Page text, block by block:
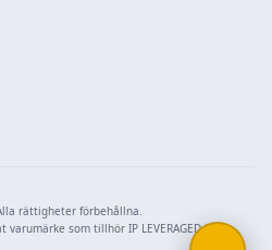
Alla rättigheter förbehållna.
som tillhör IP LEVERAGED SAS.